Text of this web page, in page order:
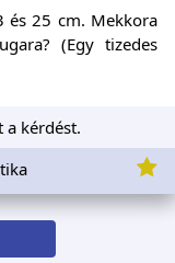
és 25 cm. Mekkora
(Egy tizedes
a kérdést.